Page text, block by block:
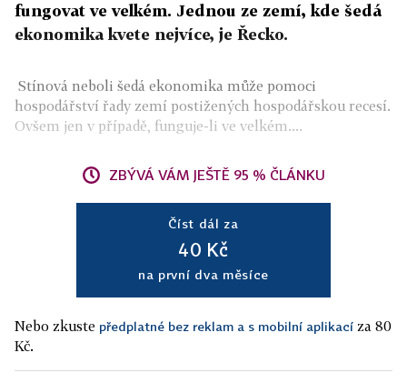
fungovat ve velkém. Jednou ze zemí, kde šedá
ekonomika kvete nejvíce, je Řecko.
Stínová neboli šedá ekonomika může pomoci
hospodářství řady zemí postižených hospodářskou recesí.
Ovšem jen v případě, funguje-li ve velkém....
ZBÝVÁ VÁM JEŠTĚ 95 % ČLÁNKU
Číst dál za
40 Kč
na první dva měsíce
Nebo zkuste předplatné bez reklam a s mobilní aplikací za 80
Kč.